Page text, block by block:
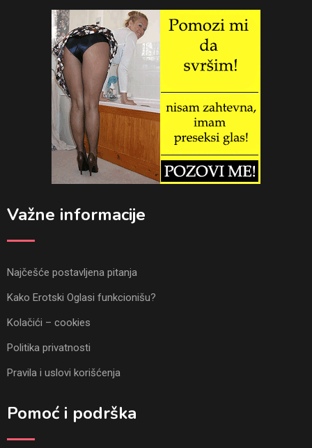
Važne informacije
Najčešće postavljena pitanja
Kako Erotski Oglasi funkcionišu?
Kolačići – cookies
Politika privatnosti
Pravila i uslovi korišćenja
Pomoć i podrška